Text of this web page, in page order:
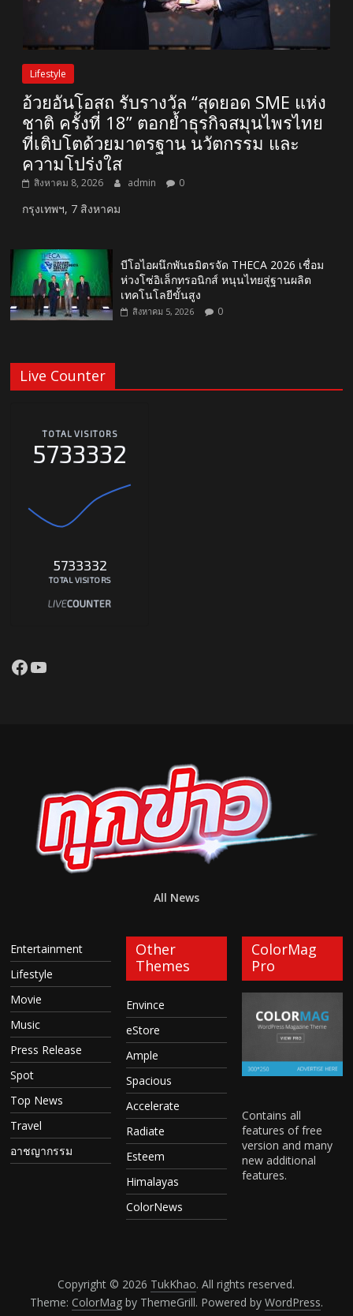
Lifestyle
อ้วยอันโอสถ รับรางวัล “สุดยอด SME แห่ง
ชาติ ครั้งที่ 18” ตอกย้ำธุรกิจสมุนไพรไทย
ที่เติบโตด้วยมาตรฐาน นวัตกรรม และ
ความโปร่งใส
สิงหาคม 8, 2026 admin 0
กรุงเทพฯ, 7 สิงหาคม
บีโอไอผนึกพันธมิตรจัด THECA 2026 เชื่อม
ห่วงโซ่อิเล็กทรอนิกส์ หนุนไทยสู่ฐานผลิต
เทคโนโลยีขั้นสูง
สิงหาคม 5, 2026 0
Live Counter
TOTAL VISITORS
5733332
5733332
TOTAL VISITORS
Facebook
YouTube
All News
Entertainment
Lifestyle
Movie
Music
Press Release
Spot
Top News
Travel
อาชญากรรม
Other
Themes
Envince
eStore
Ample
Spacious
Accelerate
Radiate
Esteem
Himalayas
ColorNews
ColorMag
Pro
Contains all
features of free
version and many
new additional
features.
Copyright © 2026 TukKhao. All rights reserved.
Theme: ColorMagby ThemeGrill. Powered by WordPress.